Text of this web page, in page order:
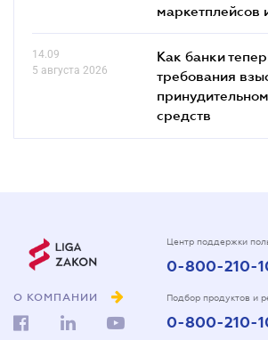
маркетплейсов
14.09
5 августа 2026
Как банки
требования
средств
О КОМПАНИИ
Центр поддержки
0-800-210-
Подбор продуктов и
0-800-210-